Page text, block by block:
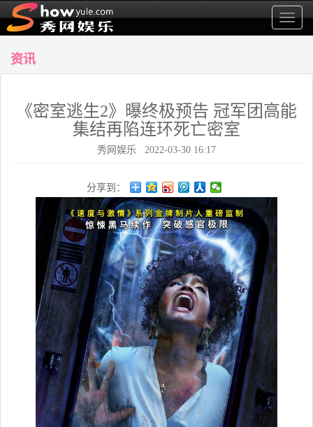
显
示
资讯
《密室逃生2》曝终极预告 冠军团高能
集结再陷连环死亡密室
秀网娱乐 2022-03-30 16:17
分享到：